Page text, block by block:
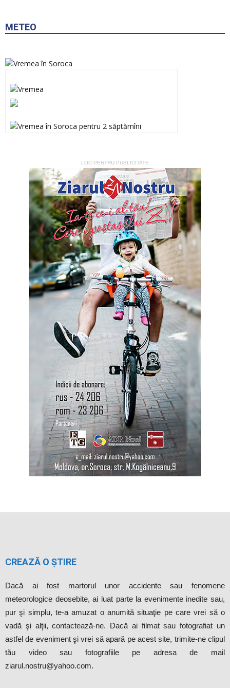
METEO
LOC PENTRU PUBLICITATE
CREAZĂ O ȘTIRE
Dacă ai fost martorul unor accidente sau fenomene
meteorologice deosebite, ai luat parte la evenimente inedite sau,
pur şi simplu, te-a amuzat o anumită situaţie pe care vrei să o
vadă şi alţii, contactează-ne. Dacă ai filmat sau fotografiat un
astfel de eveniment şi vrei să apară pe acest site, trimite-ne clipul
tău video sau fotografiile pe adresa de mail
ziarul.nostru@yahoo.com.